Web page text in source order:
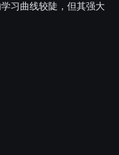
习曲线较陡，但其强大